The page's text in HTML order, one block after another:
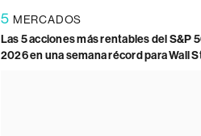
5 MERCADOS
Las 5 acciones más rentables del S&P
2026 en una semana récord para Wall